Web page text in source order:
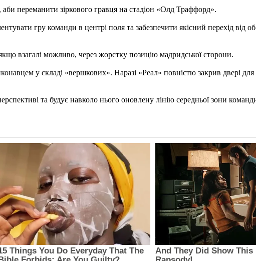
переманити зіркового гравця на стадіон «Олд Траффорд».
гру команди в центрі поля та забезпечити якісний перехід від
взагалі можливо, через жорстку позицію мадридської сторони.
у складі «вершкових». Наразі «Реал» повністю закрив двері
та будує навколо нього оновлену лінію середньої зони